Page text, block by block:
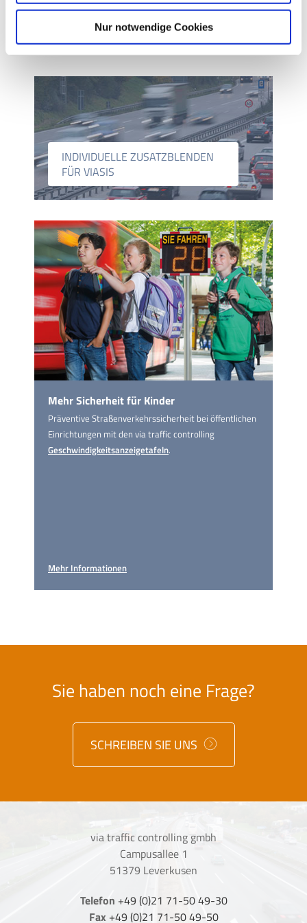
Nur notwendige Cookies
Für Rückfragen stehen wir Ihnen gerne telefonisch zur
+49 (0)21 71-50 49-30
INDIVIDUELLE ZUSATZBLENDEN
FÜR VIASIS
Mehr Sicherheit für Kinder
Präventive Straßen­verkehrs­sicherheit bei öffentlichen
Einrichtungen mit den via traffic controlling
Geschwindigkeitsanzeigetafeln.
Mehr Informationen
Sie haben noch eine Frage?
SCHREIBEN SIE UNS
via traffic controlling gmbh
Campusallee 1
51379 Leverkusen
Telefon +49 (0)21 71-50 49-30
Fax +49 (0)21 71-50 49-50